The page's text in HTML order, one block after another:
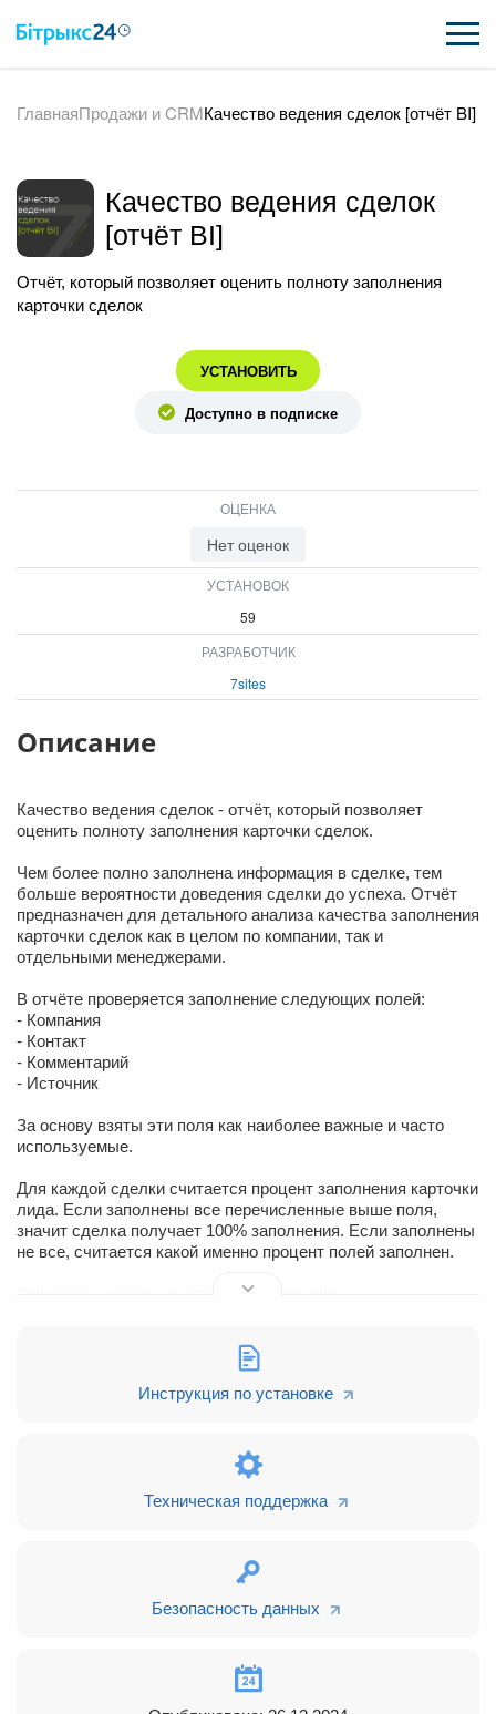
ВОЗМОЖНОСТИ
ИНТЕГРАЦИИ
ПОЛЕЗНОЕ
ВХОД
ГлавнаяПродажи и CRMКачество ведения сделок [отчёт BI]
Качество ведения сделок
[отчёт BI]
Отчёт, который позволяет оценить полноту заполнения
карточки сделок
УСТАНОВИТЬ
Доступно в подписке
ОЦЕНКА
Нет оценок
УСТАНОВОК
59
РАЗРАБОТЧИК
7sites
Описание
Качество ведения сделок - отчёт, который позволяет
оценить полноту заполнения карточки сделок.
Чем более полно заполнена информация в сделке, тем
больше вероятности доведения сделки до успеха. Отчёт
предназначен для детального анализа качества заполнения
карточки сделок как в целом по компании, так и
отдельными менеджерами.
В отчёте проверяется заполнение следующих полей:
- Компания
- Контакт
- Комментарий
- Источник
За основу взяты эти поля как наиболее важные и часто
используемые.
Для каждой сделки считается процент заполнения карточки
лида. Если заполнены все перечисленные выше поля,
значит сделка получает 100% заполнения. Если заполнены
не все, считается какой именно процент полей заполнен.
Критерии качества лида по % заполнения:
Инструкция по установке
Техническая поддержка
Безопасность данных